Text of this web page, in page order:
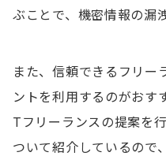
ぶことで、機密情報の漏
また、信頼できるフリー
ントを利用するのがおす
Tフリーランスの提案を
ついて紹介しているので